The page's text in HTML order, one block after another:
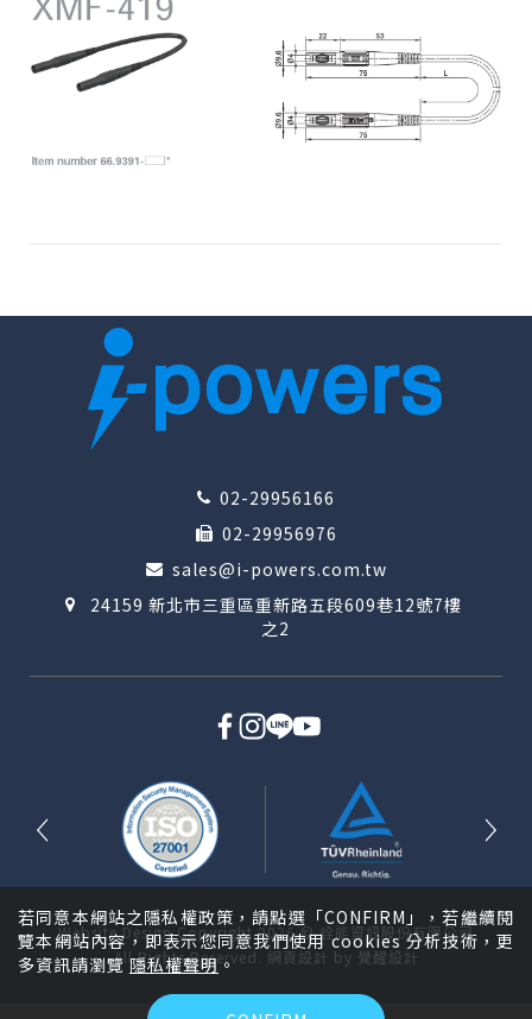
02-29956166
02-29956976
sales@i-powers.com.tw
24159 新北市三重區重新路五段609巷12號7樓
之2
Website DesignCopyright 2026 © 詮能資訊股份有限公司
All Rights Reserved. 網頁設計 by 覺醒設計
若同意本網站之隱私權政策，請點選「CONFIRM」，若繼續閱
覽本網站內容，即表示您同意我們使用 cookies 分析技術，更
多資訊請瀏覽隱私權聲明。